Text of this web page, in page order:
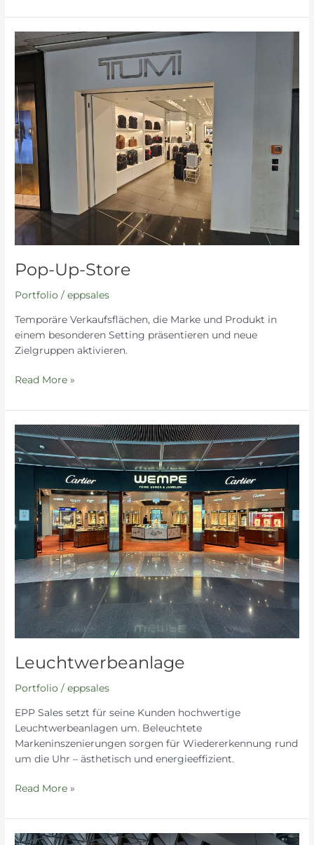
Pop-Up-Store
Portfolio /eppsales
Temporäre Verkaufsflächen, die Marke und Produkt in
einem besonderen Setting präsentieren und neue
Zielgruppen aktivieren.
Pop-
Up-
Read More »
Leuchtwerbeanlage
Portfolio /eppsales
EPP Sales setzt für seine Kunden hochwertige
Leuchtwerbeanlagen um. Beleuchtete
Markeninszenierungen sorgen für Wiedererkennung rund
um die Uhr – ästhetisch und energieeffizient.
Leuchtwerbeanlage
Read More »
XXL